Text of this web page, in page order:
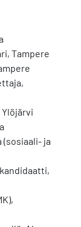
Tampere
(sosiaali- ja